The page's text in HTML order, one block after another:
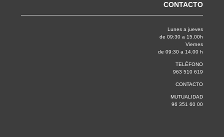
CONTACTO
Lunes a jueves
de 09:30 a 15.00h
Viernes
de 09:30 a 14.00 h
TELÉFONO
963 510 619
CONTACTO
MUTUALIDAD
96 351 60 00